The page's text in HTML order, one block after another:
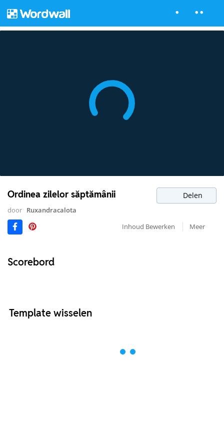
Ordinea zilelor săptămânii Delen
door Ruxandracalota
Inhoud Bewerken
Meer
Scorebord
Template wisselen